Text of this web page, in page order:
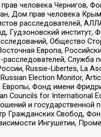
человека Чернигов,
Дом прав человека
расследователей,
Гудзоновский институт,
Общество
Европа,
Служба
Russie-Libertes, La
Election Monitor,
Фонд имени
Councils for International
и государственной
Гражданских Свобод,
Ингушетии,